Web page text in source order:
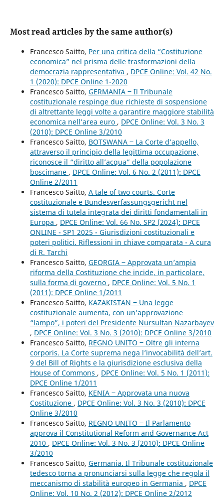
Most read articles by the same author(s)
Francesco Saitto, Per una critica della “Costituzione
economica” nel prisma delle trasformazioni della
democrazia rappresentativa , DPCE Online: Vol. 42 No.
1 (2020): DPCE Online 1-2020
Francesco Saitto, GERMANIA ‒ Il Tribunale
costituzionale respinge due richieste di sospensione
di altrettante leggi volte a garantire maggiore stabilità
economica nell’area euro , DPCE Online: Vol. 3 No. 3
(2010): DPCE Online 3/2010
Francesco Saitto, BOTSWANA ‒ La Corte d’appello,
attraverso il principio della legittima occupazione,
riconosce il “diritto all’acqua” della popolazione
boscimane , DPCE Online: Vol. 6 No. 2 (2011): DPCE
Online 2/2011
Francesco Saitto, A tale of two courts. Corte
costituzionale e Bundesverfassungsgericht nel
sistema di tutela integrata dei diritti fondamentali in
Europa , DPCE Online: Vol. 66 No. SP2 (2024): DPCE
ONLINE - SP1 2025 - Giurisdizioni costituzionali e
poteri politici. Riflessioni in chiave comparata - A cura
di R. Tarchi
Francesco Saitto, GEORGIA ‒ Approvata un’ampia
riforma della Costituzione che incide, in particolare,
sulla forma di governo , DPCE Online: Vol. 5 No. 1
(2011): DPCE Online 1/2011
Francesco Saitto, KAZAKISTAN ‒ Una legge
costituzionale aumenta, con un’approvazione
“lampo”, i poteri del Presidente Nursultan Nazarbayev
, DPCE Online: Vol. 3 No. 3 (2010): DPCE Online 3/2010
Francesco Saitto, REGNO UNITO ‒ Oltre gli interna
corporis. La Corte suprema nega l’invocabilità dell’art.
9 del Bill of Rights e la giurisdizione esclusiva della
House of Commons , DPCE Online: Vol. 5 No. 1 (2011):
DPCE Online 1/2011
Francesco Saitto, KENIA ‒ Approvata una nuova
Costituzione , DPCE Online: Vol. 3 No. 3 (2010): DPCE
Online 3/2010
Francesco Saitto, REGNO UNITO ‒ Il Parlamento
approva il Constitutional Reform and Governance Act
2010 , DPCE Online: Vol. 3 No. 3 (2010): DPCE Online
3/2010
Francesco Saitto, Germania. Il Tribunale costituzionale
tedesco torna a pronunciarsi sulla legge che regola il
meccanismo di stabilità europeo in Germania , DPCE
Online: Vol. 10 No. 2 (2012): DPCE Online 2/2012